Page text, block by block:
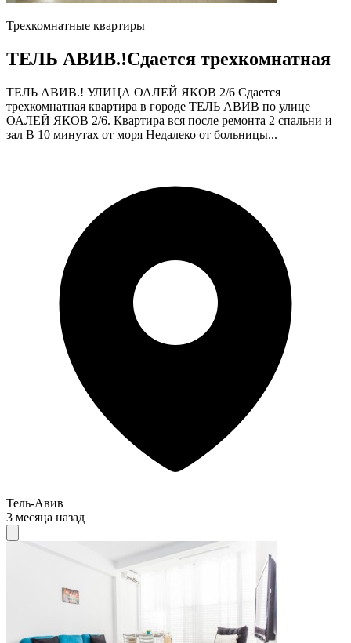
Трехкомнатные квартиры
ТЕЛЬ АВИВ.!Сдается трехкомнатная
ТЕЛЬ АВИВ.! УЛИЦА ОАЛЕЙ ЯКОВ 2/6 Сдается
трехкомнатная квартира в городе ТЕЛЬ АВИВ по улице
ОАЛЕЙ ЯКОВ 2/6. Квартира вся после ремонта 2 спальни и
зал В 10 минутах от моря Недалеко от больницы...
Тель-Авив
3 месяца назад